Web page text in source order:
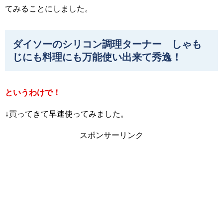
てみることにしました。
ダイソーのシリコン調理ターナー しゃも
じにも料理にも万能使い出来て秀逸！
というわけで！
↓買ってきて早速使ってみました。
スポンサーリンク